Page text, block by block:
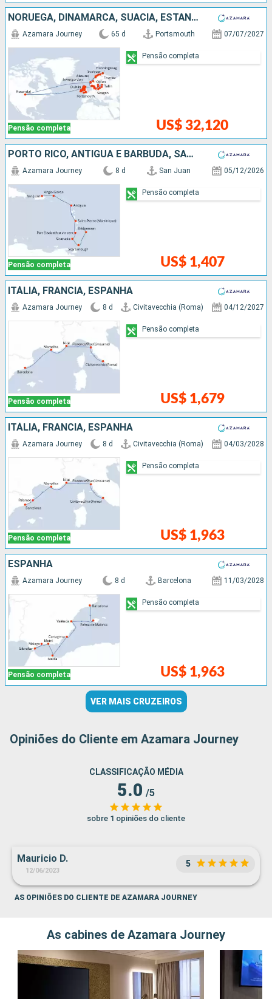
NORUEGA, DINAMARCA, SUÃCIA, ESTÃNIA, LETÔNIA, POLÓNIA, IRLANDA
Pensão completa
Azamara Journey 65 d Portsmouth 07/07/2027
US$ 32,120
Pensão completa
PORTO RICO, ANTIGUA E BARBUDA, SÃO VINCENTE E GRANADINAS, GRENADA, TRINIDADE E TOBAGO, BARBADOS
Pensão completa
Azamara Journey 8 d San Juan 05/12/2026
US$ 1,407
Pensão completa
ITÁLIA, FRANCIA, ESPANHA
Pensão completa
Azamara Journey 8 d Civitavecchia (Roma) 04/12/2027
US$ 1,679
Pensão completa
ITÁLIA, FRANCIA, ESPANHA
Pensão completa
Azamara Journey 8 d Civitavecchia (Roma) 04/03/2028
US$ 1,963
Pensão completa
ESPANHA
Pensão completa
Azamara Journey 8 d Barcelona 11/03/2028
US$ 1,963
Pensão completa
VER MAIS CRUZEIROS
Opiniões do Cliente em Azamara Journey
CLASSIFICAÇÃO MÉDIA
5.0 /5
sobre 1 opiniões do cliente
Mauricio D.
12/06/2023
5
AS OPINIÕES DO CLIENTE DE AZAMARA JOURNEY
As cabines de Azamara Journey